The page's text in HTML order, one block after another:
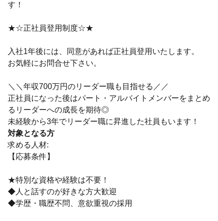
す！
★☆正社員登用制度☆★
入社1年後には、同意があれば正社員登用いたします。
お気軽にお問合せ下さい。
＼＼年収700万円のリーダー職も目指せる／／
正社員になった後はパート・アルバイトメンバーをまとめ
るリーダーへの成長を期待◎
未経験から3年でリーダー職に昇進した社員もいます！
対象となる方
求める人材:
【応募条件】
★特別な資格や経験は不要！
◆人と話すのが好きな方大歓迎
◆学歴・職歴不問、意欲重視の採用